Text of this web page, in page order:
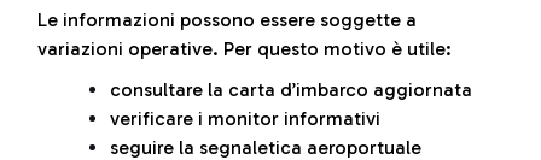
Le informazioni possono essere soggette a
variazioni operative. Per questo motivo è utile:
consultare la carta d’imbarco aggiornata
verificare i monitor informativi
seguire la segnaletica aeroportuale